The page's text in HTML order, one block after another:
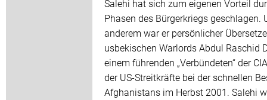
Salehi hat sich zum eigenen Vorteil
Phasen des Bürgerkriegs geschlagen.
anderem war er persönlicher
usbekischen Warlords Abdul Raschid
einem führenden „Verbündeten“ der
der US-Streitkräfte bei der schnellen
Afghanistans im Herbst 2001. Salehi